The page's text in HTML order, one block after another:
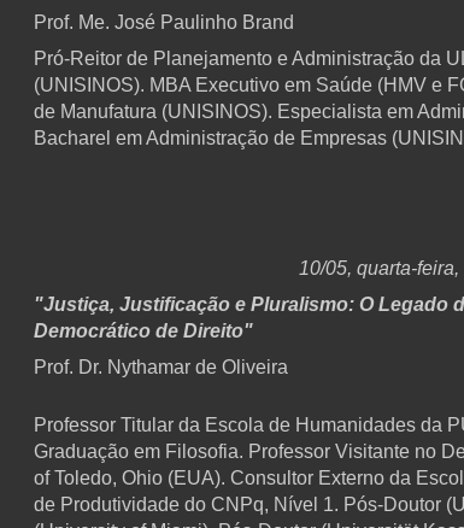
Prof. Me. José Paulinho Brand
Pró-Reitor de Planejamento e Administração da
(UNISINOS). MBA Executivo em Saúde (HMV e
de Manufatura (UNISINOS). Especialista em
Bacharel em Administração de Empresas
10/05, quarta-feira,
"Justiça, Justificação e Pluralismo: O Legado
Democrático de Direito"
Prof. Dr. Nythamar de Oliveira
Professor Titular da Escola de Humanidades da
Graduação em Filosofia. Professor Visitante no
of Toledo, Ohio (EUA). Consultor Externo da
de Produtividade do CNPq, Nível 1. Pós-Doutor